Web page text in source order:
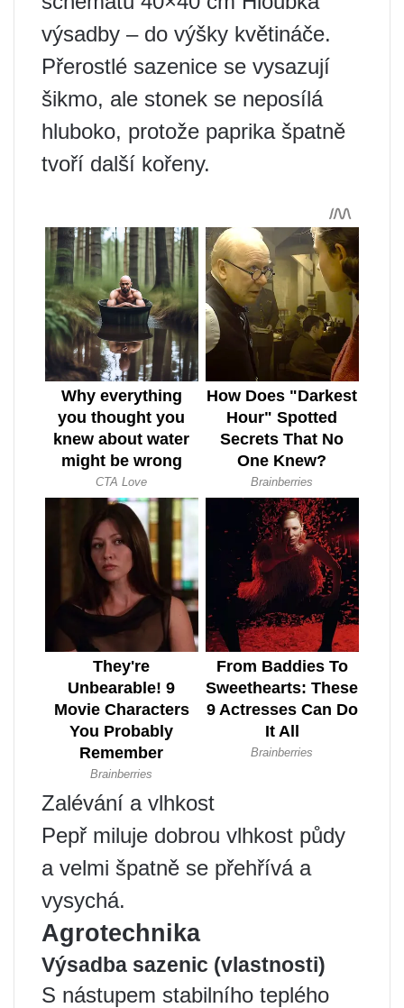
výsadby – do výšky květináče.
Přerostlé sazenice se vysazují
šikmo, ale stonek se neposílá
hluboko, protože paprika špatně
tvoří další kořeny.
Zalévání a vlhkost
Pepř miluje dobrou vlhkost půdy
a velmi špatně se přehřívá a
vysychá.
Agrotechnika
Výsadba sazenic (vlastnosti)
S nástupem stabilního teplého